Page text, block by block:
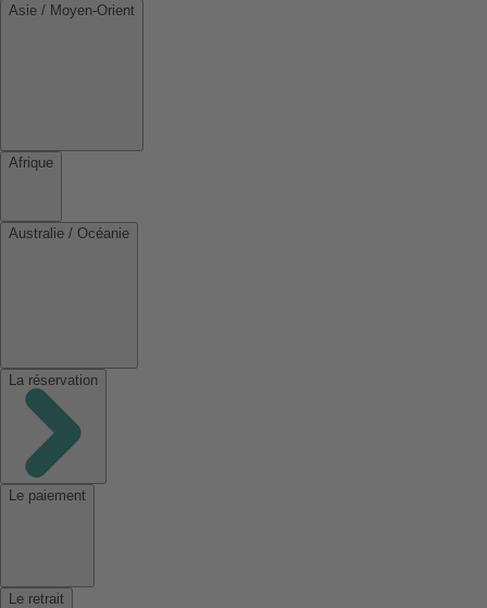
Asie / Moyen-Orient
Afrique
Australie / Océanie
La réservation
Le paiement
Le retrait